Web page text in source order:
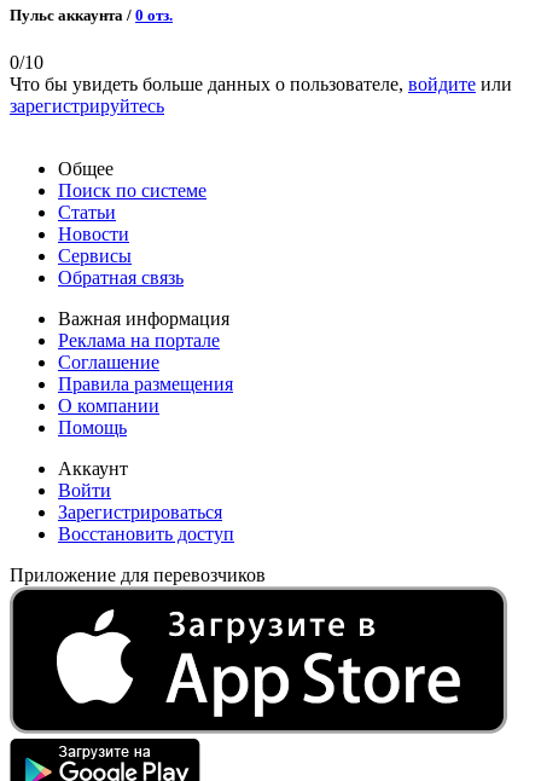
Пульс аккаунта / 0 отз.
0/10
Что бы увидеть больше данных о пользователе, войдите или
зарегистрируйтесь
Общее
Поиск по системе
Статьи
Новости
Сервисы
Обратная связь
Важная информация
Реклама на портале
Соглашение
Правила размещения
О компании
Помощь
Аккаунт
Войти
Зарегистрироваться
Восстановить доступ
Приложение для перевозчиков